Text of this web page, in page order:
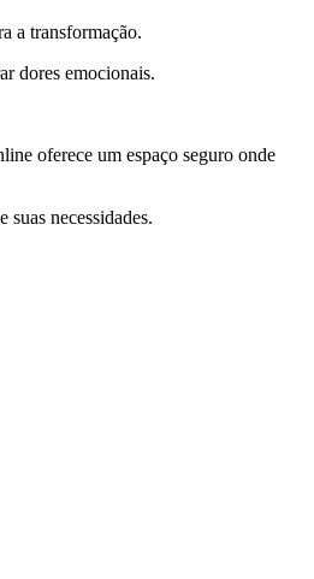
a transformação.
dores emocionais.
oferece um espaço seguro onde
necessidades.